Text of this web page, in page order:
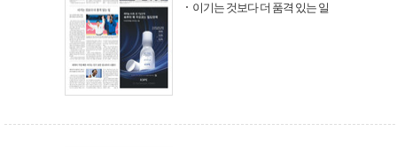
이기는 것보다 더 품격 있는 일